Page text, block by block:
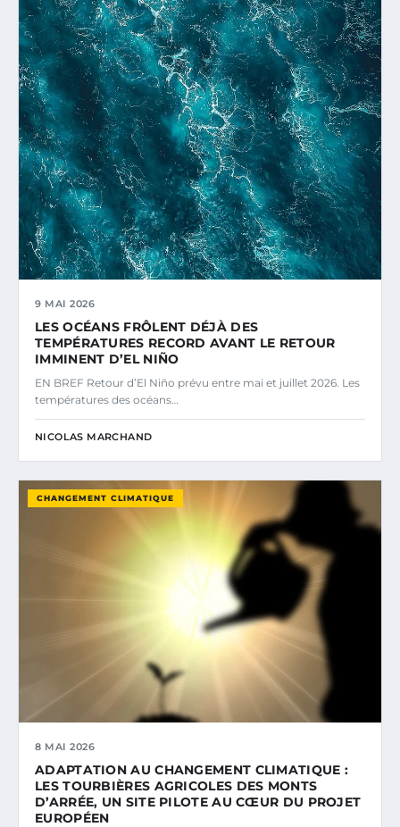
9 MAI 2026
LES OCÉANS FRÔLENT DÉJÀ DES
TEMPÉRATURES RECORD AVANT LE RETOUR
IMMINENT D’EL NIÑO
EN BREF Retour d’El Niño prévu entre mai et juillet 2026. Les
températures des océans…
NICOLAS MARCHAND
CHANGEMENT CLIMATIQUE
8 MAI 2026
ADAPTATION AU CHANGEMENT CLIMATIQUE :
LES TOURBIÈRES AGRICOLES DES MONTS
D’ARRÉE, UN SITE PILOTE AU CŒUR DU PROJET
EUROPÉEN